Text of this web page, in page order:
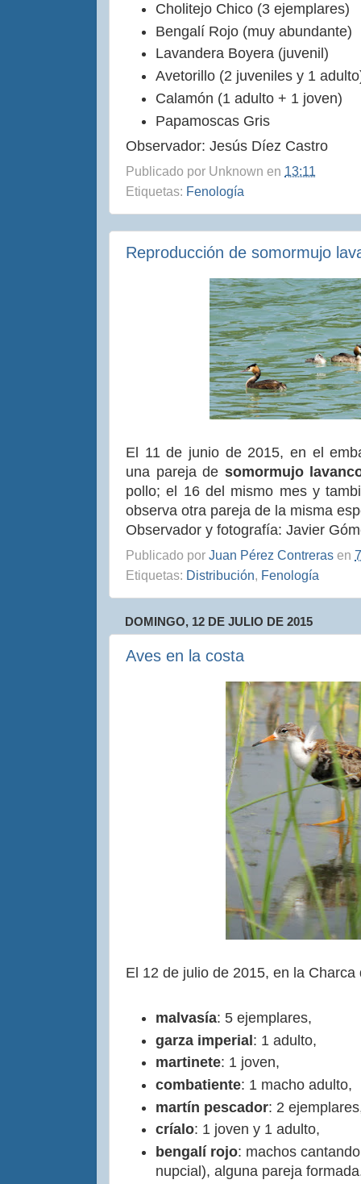
Cholitejo Chico (3 ejemplares)
Bengalí Rojo (muy abundante)
Lavandera Boyera (juvenil)
Avetorillo (2 juveniles y 1
Calamón (1 adulto + 1 joven)
Papamoscas Gris
Observador: Jesús Díez Castro
Publicado por Unknown en 13:11
Etiquetas: Fenología
Reproducción de somormujo
El 11 de junio de 2015, en el
una pareja de somormujo
pollo; el 16 del mismo mes y
observa otra pareja de la misma
Observador y fotografía: Javier
Publicado por Juan Pérez Contreras en
Etiquetas: Distribución, Fenología
DOMINGO, 12 DE JULIO DE 2015
Aves en la costa
El 12 de julio de 2015, en la Charca
malvasía: 5 ejemplares,
garza imperial: 1 adulto,
martinete: 1 joven,
combatiente: 1 macho adulto,
martín pescador: 2
críalo: 1 joven y 1 adulto,
bengalí rojo: machos
nupcial), alguna pareja